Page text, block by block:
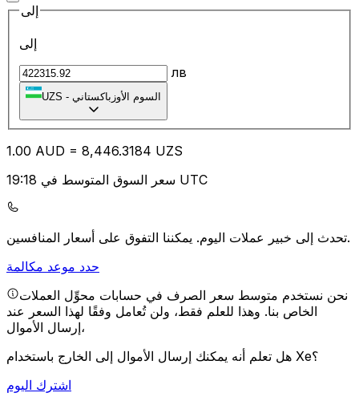
إلى
إلى
лв
UZS - السوم الأوزباكستاني
1.00 AUD = 8,446.3184 UZS
سعر السوق المتوسط في 19:18 UTC
تحدث إلى خبير عملات اليوم.يمكننا التفوق على أسعار المنافسين.
حدد موعد مكالمة
نحن نستخدم متوسط سعر الصرف في حسابات محوِّل العملات
الخاص بنا. وهذا للعلم فقط، ولن تُعامل وفقًا لهذا السعر عند
إرسال الأموال،
هل تعلم أنه يمكنك إرسال الأموال إلى الخارج باستخدام Xe؟
اشترك اليوم